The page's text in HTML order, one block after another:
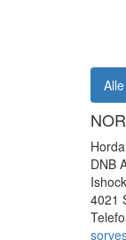
Alle
DNB
4021